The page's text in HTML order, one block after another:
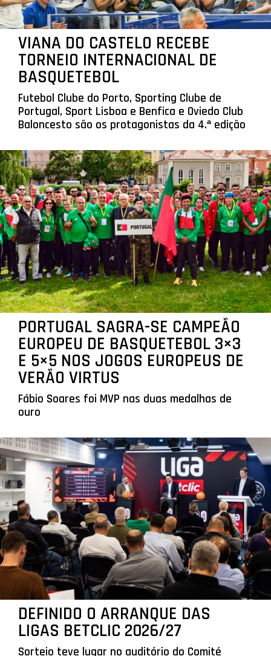
VIANA DO CASTELO RECEBE
TORNEIO INTERNACIONAL DE
BASQUETEBOL
Futebol Clube do Porto, Sporting Clube de
Portugal, Sport Lisboa e Benfica e Oviedo Club
Baloncesto são os protagonistas da 4.ª edição
PORTUGAL SAGRA-SE CAMPEÃO
EUROPEU DE BASQUETEBOL 3×3
E 5×5 NOS JOGOS EUROPEUS DE
VERÃO VIRTUS
Fábio Soares foi MVP nas duas medalhas de
ouro
DEFINIDO O ARRANQUE DAS
LIGAS BETCLIC 2026/27
Sorteio teve lugar no auditório do Comité